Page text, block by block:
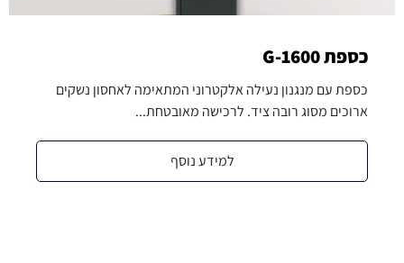
כספת G-1600
כספת עם מנגנון נעילה אלקטרוני המתאימה לאחסון נשקים
ארוכים מסוג רובה ציד. לרכישה מאובטחת...
למידע נוסף